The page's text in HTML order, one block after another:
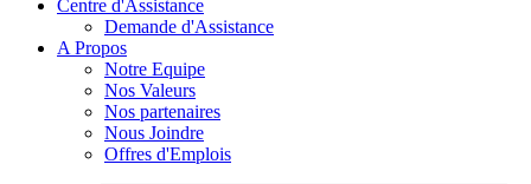
Centre d'Assistance
Demande d'Assistance
A Propos
Notre Equipe
Nos Valeurs
Nos partenaires
Nous Joindre
Offres d'Emplois